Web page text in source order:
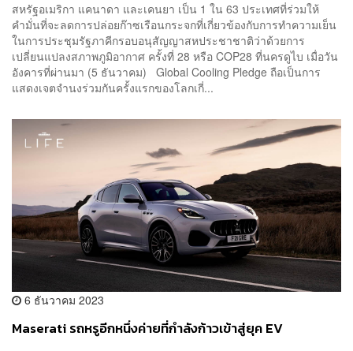
สหรัฐอเมริกา แคนาดา และเคนยา เป็น 1 ใน 63 ประเทศที่ร่วมให้
คำมั่นที่จะลดการปล่อยก๊าซเรือนกระจกที่เกี่ยวข้องกับการทำความเย็น
ในการประชุมรัฐภาคีกรอบอนุสัญญาสหประชาชาติว่าด้วยการ
เปลี่ยนแปลงสภาพภูมิอากาศ ครั้งที่ 28 หรือ COP28 ที่นครดูไบ เมื่อวัน
อังคารที่ผ่านมา (5 ธันวาคม) Global Cooling Pledge ถือเป็นการ
แสดงเจตจำนงร่วมกันครั้งแรกของโลกเกี่...
6 ธันวาคม 2023
Maserati รถหรูอีกหนึ่งค่ายที่กำลังก้าวเข้าสู่ยุค EV